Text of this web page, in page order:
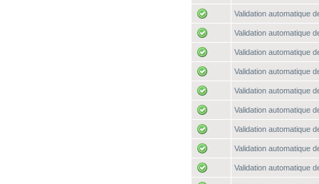
Validation automatique
Validation automatique
Validation automatique
Validation automatique
Validation automatique
Validation automatique
Validation automatique
Validation automatique
Validation automatique